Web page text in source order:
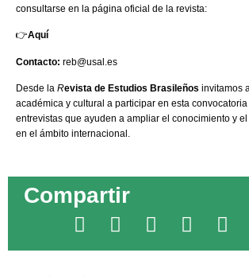
consultarse en la página oficial de la revista:
👉Aquí
Contacto: reb@usal.es
Desde la Revista de Estudios Brasileños invitamos
académica y cultural a participar en esta
entrevistas que ayuden a ampliar el conocimiento y el
en el ámbito internacional.
Compartir